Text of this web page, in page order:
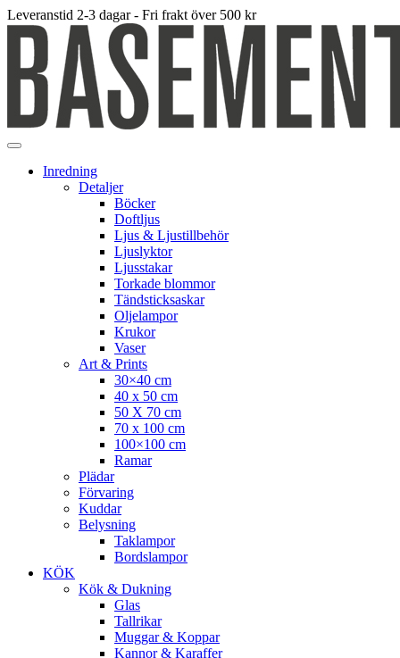
Leveranstid 2-3 dagar - Fri frakt över 500 kr
Inredning
Detaljer
Böcker
Doftljus
Ljus & Ljustillbehör
Ljuslyktor
Ljusstakar
Torkade blommor
Tändsticksaskar
Oljelampor
Krukor
Vaser
Art & Prints
30×40 cm
40 x 50 cm
50 X 70 cm
70 x 100 cm
100×100 cm
Ramar
Plädar
Förvaring
Kuddar
Belysning
Taklampor
Bordslampor
KÖK
Kök & Dukning
Glas
Tallrikar
Muggar & Koppar
Kannor & Karaffer